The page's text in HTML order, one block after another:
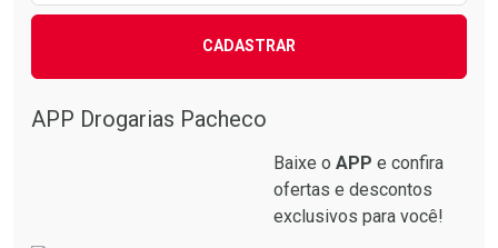
CADASTRAR
APP Drogarias Pacheco
Baixe o APP e confira
ofertas e descontos
exclusivos para você!